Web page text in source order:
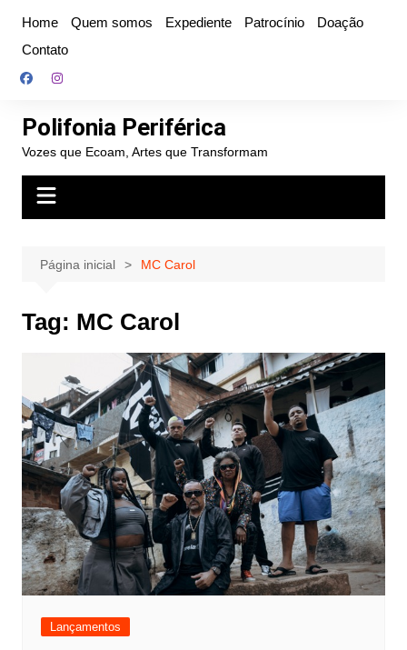
conteúdo
Home Quem somos Expediente Patrocínio
Doação
Contato
Polifonia Periférica
Vozes que Ecoam, Artes que Transformam
Página inicial MC Carol
Tag: MC Carol
Lançamentos